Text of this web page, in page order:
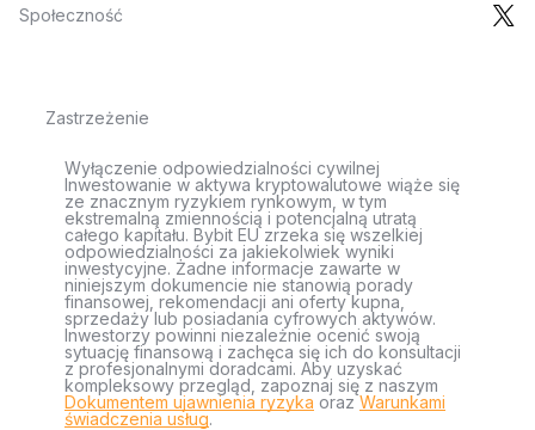
Społeczność
Zastrzeżenie
Wyłączenie odpowiedzialności cywilnej
Inwestowanie w aktywa kryptowalutowe wiąże się
ze znacznym ryzykiem rynkowym, w tym
ekstremalną zmiennością i potencjalną utratą
całego kapitału. Bybit EU zrzeka się wszelkiej
odpowiedzialności za jakiekolwiek wyniki
inwestycyjne. Żadne informacje zawarte w
niniejszym dokumencie nie stanowią porady
finansowej, rekomendacji ani oferty kupna,
sprzedaży lub posiadania cyfrowych aktywów.
Inwestorzy powinni niezależnie ocenić swoją
sytuację finansową i zachęca się ich do konsultacji
z profesjonalnymi doradcami. Aby uzyskać
kompleksowy przegląd, zapoznaj się z naszym
Dokumentem ujawnienia ryzyka orazWarunkami
świadczenia usług.